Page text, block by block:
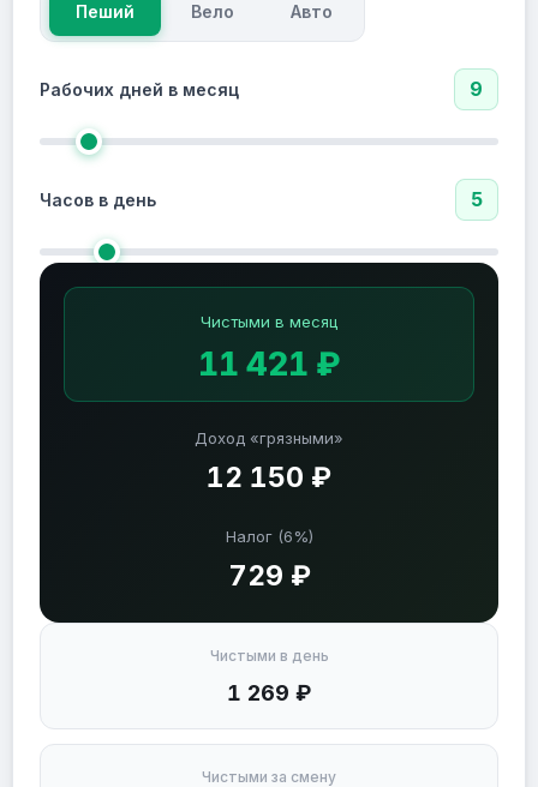
Пеший Вело Авто
Рабочих дней в месяц 9
Часов в день 5
Доход «грязными»
12 150 ₽
Налог (6%)
729 ₽
Чистыми в месяц
11 421 ₽
Чистыми в день
1 269 ₽
Чистыми за смену